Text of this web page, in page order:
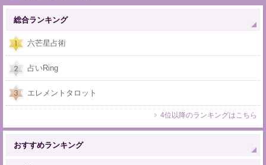
総合ランキング
六芒星占術
占いRing
エレメントタロット
4位以降のランキングはこちら
おすすめランキング